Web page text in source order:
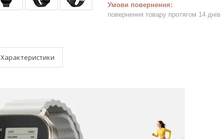
повернення товару протягом 14 днів
Характеристики